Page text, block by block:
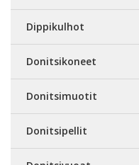
Dippikulhot
Donitsikoneet
Donitsimuotit
Donitsipellit